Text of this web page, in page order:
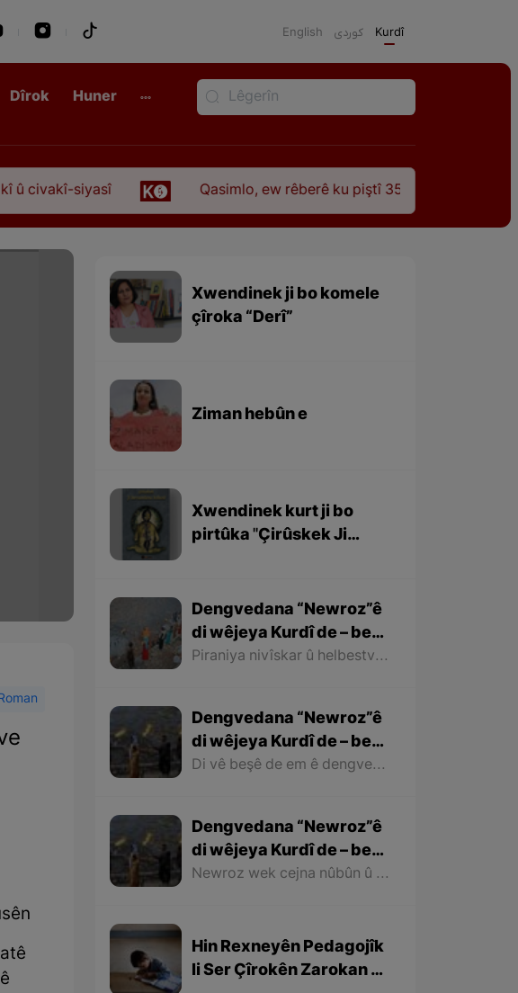
English كوردی Kurdî
Dîrok Huner
siyasî Qasimlo, ew rêberê ku piştî 35 sal ji şehîdbûna wî hê jî
Xwendinek ji bo komele
çîroka “Derî”
Ziman hebûn e
Xwendinek kurt ji bo
pirtûka ''Çirûskek Ji
Dengvedana “Newroz”ê
di wêjeya Kurdî de – beşa
dawî
Piraniya nivîskar û helbestvanên Kurd di helbest û deqên xwe de behsa Newrozê kirine ku ji ber nebûna derfetê em ê tenê îşareyê bi çend mînak ji helbestên wan bikin. Di dawiyê de ez dixwazim bibêjim ku helbestvanên wek “Muxlîs, Ewnî, Hejar, Zarî, Elî Heseniyanî, Jîla Huseynî, Mihemed Salih Dîlan, Esîrî, Nasir Axabira, Celal Melekşa, Şêrko Bêkes û Ebdulah Paşêw” û hwd, di çend helbestên xwe de behsa Newrozê kirine û bal kişandine ser Kurdistanîbûna Newrozê.
Dengvedana “Newroz”ê
di wêjeya Kurdî de – beşa
2yem
Di vê beşê de em ê dengvedana zêdetir a Newrozê di helbest û deqên Kurdî de rabixine ber çavan. Herwisa pêwîst e em îşare bi wê yekê jî bikin ku tevî wê ku em di vê gotarê de dengvedana “Newroz”ê di edebiyata Kurdî de dibînin, em ê hin nivîskar û helbestvanên xwe binêrin ku mixabin navê hin ji wan hatiye jibîrkirin.
Dengvedana “Newroz”ê
di wêjeya Kurdî de – beşa
1em
Newroz wek cejna nûbûn û azadiyê di wêjeya Kurdî de û li cem helbestvan û nivîskarên Kurd, hertim girîngiya xwe hebûye. Helbestvan û nivîskarên Kurd di helbest û nivîsên xwe de Newroz wek bedewiyek, dergeheke azadiyê û sembola rizgariya netewî bi kar anîne. Ev mijare jî vedigere bo girêdana înkarkirî ya Kurd û Kurdistanê bi Newrozê re.
Hin Rexneyên Pedagojîk
li Ser Çîrokên Zarokan –